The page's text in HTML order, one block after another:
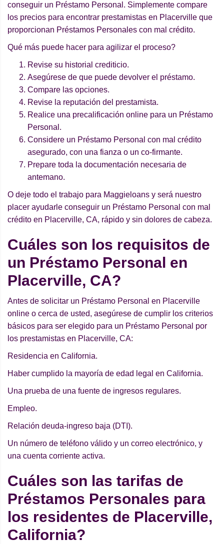
conseguir un Préstamo Personal. Simplemente compare
los precios para encontrar prestamistas en Placerville que
proporcionan Préstamos Personales con mal crédito.
Qué más puede hacer para agilizar el proceso?
Revise su historial crediticio.
Asegúrese de que puede devolver el préstamo.
Compare las opciones.
Revise la reputación del prestamista.
Realice una precalificación online para un Préstamo
Personal.
Considere un Préstamo Personal con mal crédito
asegurado, con una fianza o un co-firmante.
Prepare toda la documentación necesaria de
antemano.
O deje todo el trabajo para Maggieloans y será nuestro
placer ayudarle conseguir un Préstamo Personal con mal
crédito en Placerville, CA, rápido y sin dolores de cabeza.
Cuáles son los requisitos de
un Préstamo Personal en
Placerville, CA?
Antes de solicitar un Préstamo Personal en Placerville
online o cerca de usted, asegúrese de cumplir los criterios
básicos para ser elegido para un Préstamo Personal por
los prestamistas en Placerville, CA:
Residencia en California.
Haber cumplido la mayoría de edad legal en California.
Una prueba de una fuente de ingresos regulares.
Empleo.
Relación deuda-ingreso baja (DTI).
Un número de teléfono válido y un correo electrónico, y
una cuenta corriente activa.
Cuáles son las tarifas de
Préstamos Personales para
los residentes de Placerville,
California?